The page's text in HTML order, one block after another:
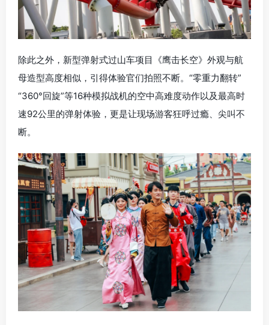
除此之外，新型弹射式过山车项目《鹰击长空》外观与航
母造型高度相似，引得体验官们拍照不断。“零重力翻转”
“360°回旋”等16种模拟战机的空中高难度动作以及最高时
速92公里的弹射体验，更是让现场游客狂呼过瘾、尖叫不
断。